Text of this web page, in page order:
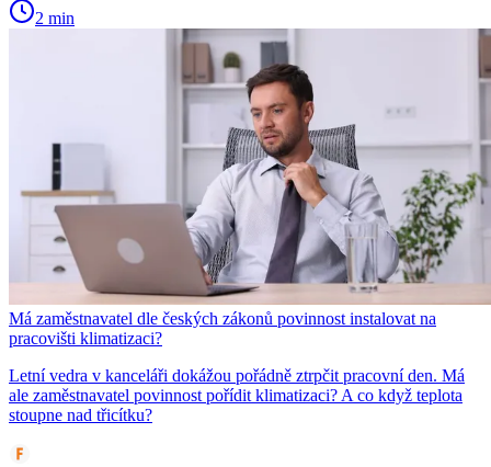
2 min
Má zaměstnavatel dle českých zákonů povinnost instalovat na
pracovišti klimatizaci?
Letní vedra v kanceláři dokážou pořádně ztrpčit pracovní den. Má
ale zaměstnavatel povinnost pořídit klimatizaci? A co když teplota
stoupne nad třicítku?